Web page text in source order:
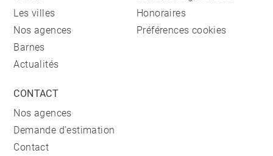
Les villes
Nos agences
Barnes
Actualités
Honoraires
Préférences cookies
CONTACT
Nos agences
Demande d'estimation
Contact